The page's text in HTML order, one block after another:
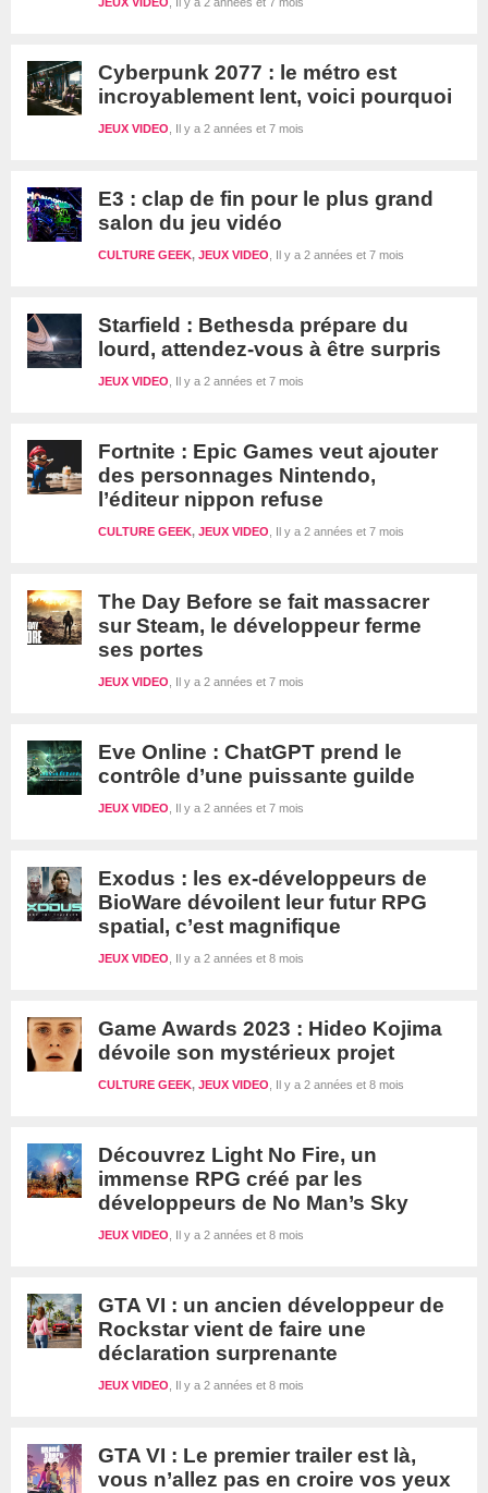
Cyberpunk 2077 : le métro est
incroyablement lent, voici pourquoi
Il y a 2 années et 7 mois
JEUX VIDEO
E3 : clap de fin pour le plus grand
salon du jeu vidéo
Il y a 2 années et 7 mois
CULTURE GEEK, JEUX VIDEO
Starfield : Bethesda prépare du
lourd, attendez-vous à être surpris
Il y a 2 années et 7 mois
JEUX VIDEO
Fortnite : Epic Games veut ajouter
des personnages Nintendo,
l’éditeur nippon refuse
Il y a 2 années et 7 mois
CULTURE GEEK, JEUX VIDEO
The Day Before se fait massacrer
sur Steam, le développeur ferme
ses portes
Il y a 2 années et 7 mois
JEUX VIDEO
Eve Online : ChatGPT prend le
contrôle d’une puissante guilde
Il y a 2 années et 7 mois
JEUX VIDEO
Exodus : les ex-développeurs de
BioWare dévoilent leur futur RPG
spatial, c’est magnifique
Il y a 2 années et 8 mois
JEUX VIDEO
Game Awards 2023 : Hideo Kojima
dévoile son mystérieux projet
Il y a 2 années et 8 mois
CULTURE GEEK, JEUX VIDEO
Découvrez Light No Fire, un
immense RPG créé par les
développeurs de No Man’s Sky
Il y a 2 années et 8 mois
JEUX VIDEO
GTA VI : un ancien développeur de
Rockstar vient de faire une
déclaration surprenante
Il y a 2 années et 8 mois
JEUX VIDEO
GTA VI : Le premier trailer est là,
vous n’allez pas en croire vos yeux